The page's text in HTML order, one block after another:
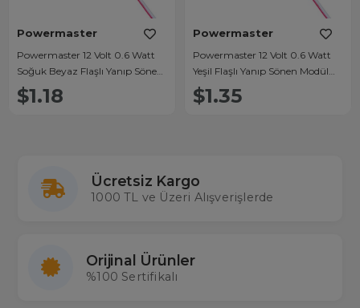
Powermaster
Powermaster 12 Volt 0.6 Watt
Soğuk Beyaz Flaşlı Yanıp Sönen
Modül Led
$1.18
Powermaster
Powermaster 12 Volt 0.6 Watt
Yeşil Flaşlı Yanıp Sönen Modül
Led
$1.35
Ücretsiz Kargo
1000 TL ve Üzeri Alışverişlerde
Orijinal Ürünler
%100 Sertifikalı